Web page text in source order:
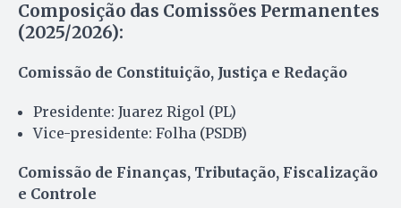
Composição das Comissões Permanentes
(2025/2026):
Comissão de Constituição, Justiça e Redação
Presidente: Juarez Rigol (PL)
Vice-presidente: Folha (PSDB)
Comissão de Finanças, Tributação, Fiscalização
e Controle